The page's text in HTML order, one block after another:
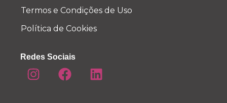
Termos e Condições de Uso
Política de Cookies
Redes Sociais